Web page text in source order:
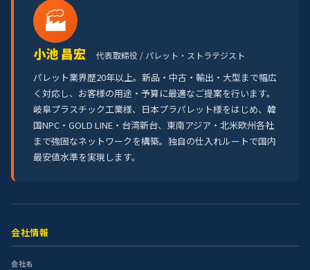
🏭
小池 昌宏 代表取締役 / パレット・ストラテジスト
パレット業界歴20年以上。新品・中古・輸出・大型まで幅広
く対応し、お客様の用途・予算に最適なご提案を行います。
岐阜プラスチック工業様、日本プラパレット様をはじめ、韓
国NPC・GOLD LINE・台湾新台、東南アジア・北米欧州各社
まで強固なネットワークを構築。独自の仕入れルートで国内
最安値水準を実現します。
会社情報
会社名